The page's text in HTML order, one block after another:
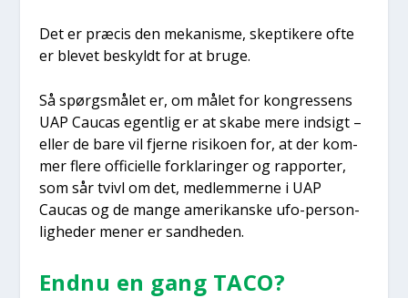
Det er præ­cis den meka­nis­me, skep­ti­ke­re ofte
er ble­vet beskyldt for at bru­ge.
Så spørgs­må­let er, om målet for kon­gres­sens
UAP Caucas egent­lig er at ska­be mere ind­sigt –
eller de bare vil fjer­ne risi­ko­en for, at der kom­
mer fle­re offi­ci­el­le for­kla­rin­ger og rap­por­ter,
som sår tvivl om det, med­lem­mer­ne i UAP
Caucas og de man­ge ame­ri­kan­ske ufo-per­son­
lig­he­der mener er sand­he­den.
End­nu en gang TACO?